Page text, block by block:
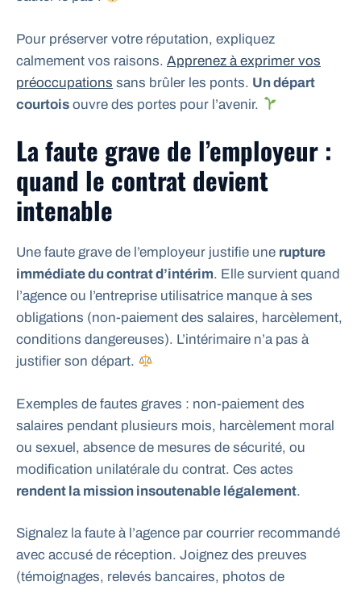
Pour préserver votre réputation, expliquez
calmement vos raisons. Apprenez à exprimer vos
préoccupations sans brûler les ponts. Un départ
courtois ouvre des portes pour l’avenir.
La faute grave de l’employeur :
quand le contrat devient
intenable
Une faute grave de l’employeur justifie une rupture
immédiate du contrat d’intérim. Elle survient quand
l’agence ou l’entreprise utilisatrice manque à ses
obligations (non-paiement des salaires, harcèlement,
conditions dangereuses). L’intérimaire n’a pas à
justifier son départ.
Exemples de fautes graves : non-paiement des
salaires pendant plusieurs mois, harcèlement moral
ou sexuel, absence de mesures de sécurité, ou
modification unilatérale du contrat. Ces actes
rendent la mission insoutenable légalement.
Signalez la faute à l’agence par courrier recommandé
avec accusé de réception. Joignez des preuves
(témoignages, relevés bancaires, photos de